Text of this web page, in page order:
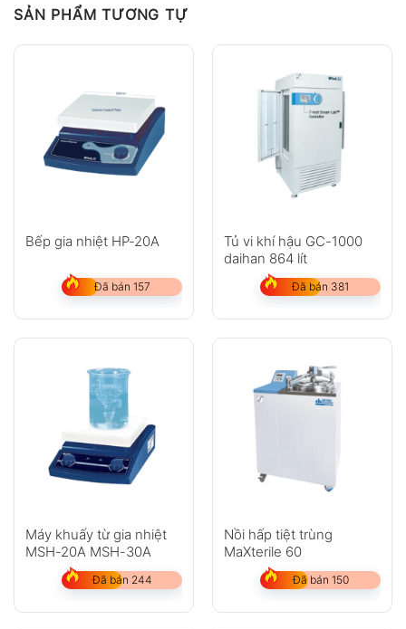
SẢN PHẨM TƯƠNG TỰ
Bếp gia nhiệt HP-20A
Đã bán 157
Tủ vi khí hậu GC-1000
daihan 864 lít
Đã bán 381
Máy khuấy từ gia nhiệt
MSH-20A MSH-30A
Đã bán 244
Nồi hấp tiệt trùng
MaXterile 60
Đã bán 150